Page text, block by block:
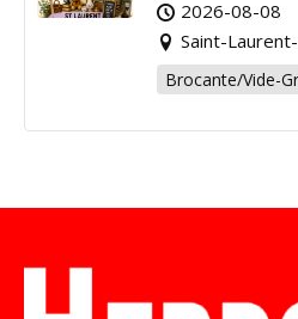
2026-08-08
Saint-
Brocante/Vide-